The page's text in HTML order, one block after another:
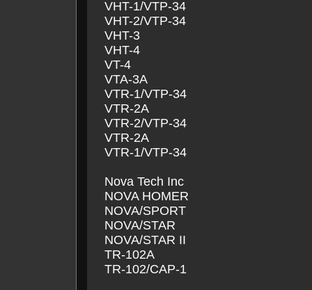
VHT-1/VTP-34
VHT-2/VTP-34
VHT-3
VHT-4
VT-4
VTA-3A
VTR-1/VTP-34
VTR-2A
VTR-2/VTP-34
VTR-2A
VTR-1/VTP-34
Nova Tech Inc
NOVA HOMER
NOVA/SPORT
NOVA/STAR
NOVA/STAR II
TR-102A
TR-102/CAP-1